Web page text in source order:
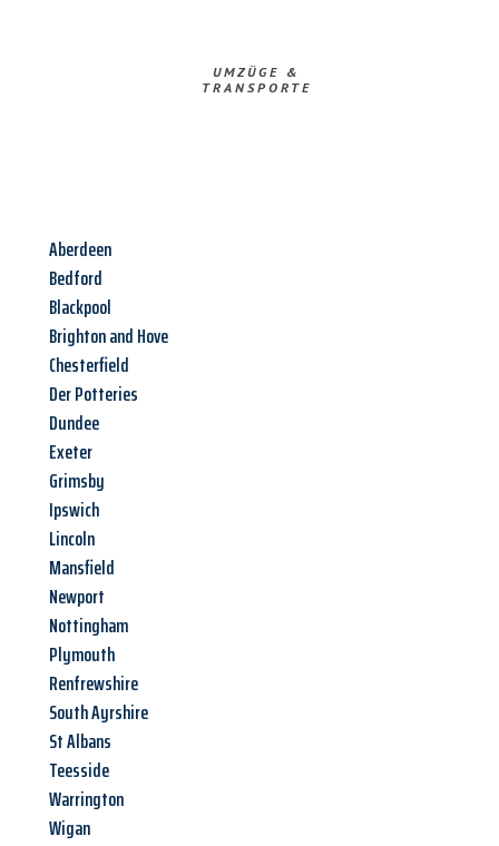
UMZÜGE &
TRANSPORTE
Aberdeen
Bedford
Blackpool
Brighton and Hove
Chesterfield
Der Potteries
Dundee
Exeter
Grimsby
Ipswich
Lincoln
Mansfield
Newport
Nottingham
Plymouth
Renfrewshire
South Ayrshire
St Albans
Teesside
Warrington
Wigan